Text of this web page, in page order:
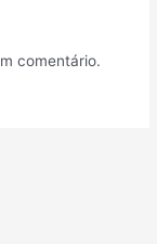
comentário.